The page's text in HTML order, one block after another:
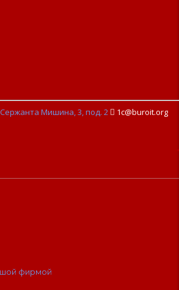
Мишина, 3, под. 2  1c@buroit.org
фирмой